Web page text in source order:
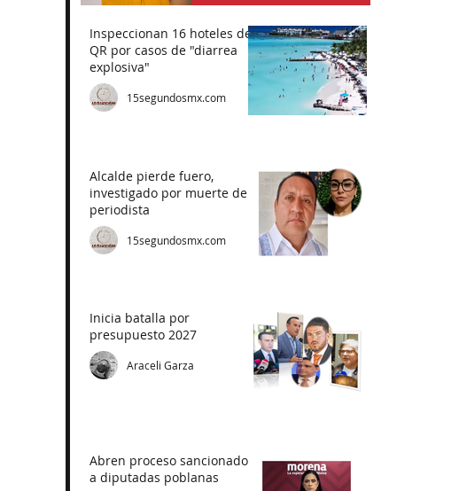
Inspeccionan 16 hoteles de
QR por casos de "diarrea
explosiva"
15segundosmx.com
Alcalde pierde fuero,
investigado por muerte de
periodista
15segundosmx.com
Inicia batalla por
presupuesto 2027
Araceli Garza
Abren proceso sancionador
a diputadas poblanas